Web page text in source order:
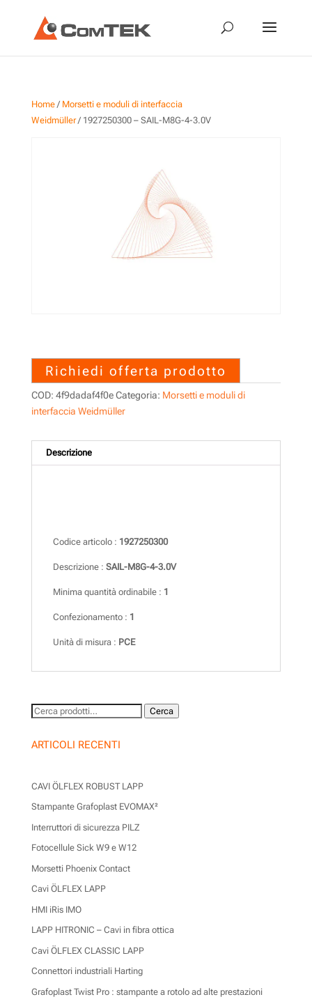
Home/ Morsetti e moduli di interfaccia
Weidmüller/ 1927250300 – SAIL-M8G-4-3.0V
Richiedi offerta prodotto
COD: 4f9dadaf4f0e Categoria: Morsetti e moduli di
interfaccia Weidmüller
Descrizione
Codice articolo : 1927250300
Descrizione : SAIL-M8G-4-3.0V
Minima quantità ordinabile : 1
Confezionamento : 1
Unità di misura : PCE
Cerca: Cerca
ARTICOLI RECENTI
CAVI ÖLFLEX ROBUST LAPP
Stampante Grafoplast EVOMAX²
Interruttori di sicurezza PILZ
Fotocellule Sick W9 e W12
Morsetti Phoenix Contact
Cavi ÖLFLEX LAPP
HMI iRis IMO
LAPP HITRONIC – Cavi in fibra ottica
Cavi ÖLFLEX CLASSIC LAPP
Connettori industriali Harting
Grafoplast Twist Pro : stampante a rotolo ad alte prestazioni